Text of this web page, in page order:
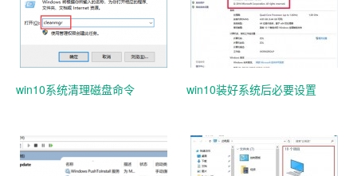
win10系统清理磁盘命令 win10装好系统后必要设置